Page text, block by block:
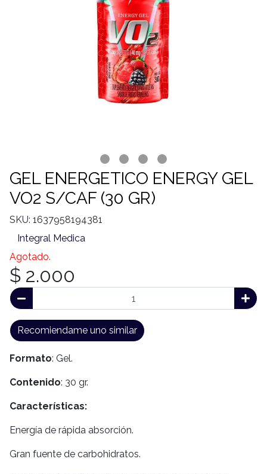
GEL ENERGETICO ENERGY GEL
VO2 S/CAF (30 GR)
SKU: 1637958194381
Integral Medica
Agotado.
$ 2.000
Recomiendame uno similar
Formato: Gel.
Contenido: 30 gr.
Características:
Energía de rápida absorción.
Gran fuente de carbohidratos.